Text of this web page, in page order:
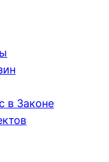
в Законе